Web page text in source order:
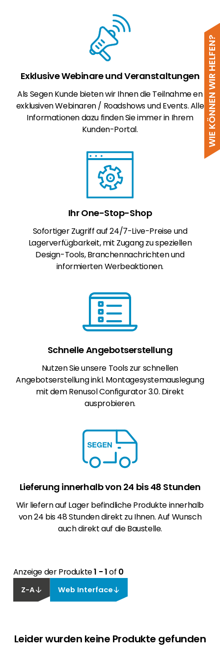
WIE KÖNNEN WIR HELFEN?
Exklusive Webinare und Veranstaltungen
Als Segen Kunde bieten wir Ihnen die Teilnahme en
exklusiven Webinaren / Roadshows und Events. Alle
Informationen dazu finden Sie immer in Ihrem
Kunden-Portal.
Ihr One-Stop-Shop
Sofortiger Zugriff auf 24/7-Live-Preise und
Lagerverfügbarkeit, mit Zugang zu speziellen
Design-Tools, Branchennachrichten und
informierten Werbeaktionen.
Schnelle Angebotserstellung
Nutzen Sie unsere Tools zur schnellen
Angebotserstellung inkl. Montagesystemauslegung
mit dem Renusol Configurator 3.0. Direkt
ausprobieren.
Lieferung innerhalb von 24 bis 48 Stunden
Wir liefern auf Lager befindliche Produkte innerhalb
von 24 bis 48 Stunden direkt zu Ihnen. Auf Wunsch
auch direkt auf die Baustelle.
Anzeige der Produkte1 - 1of 0
Z-A Web Interface
Leider wurden keine Produkte gefunden